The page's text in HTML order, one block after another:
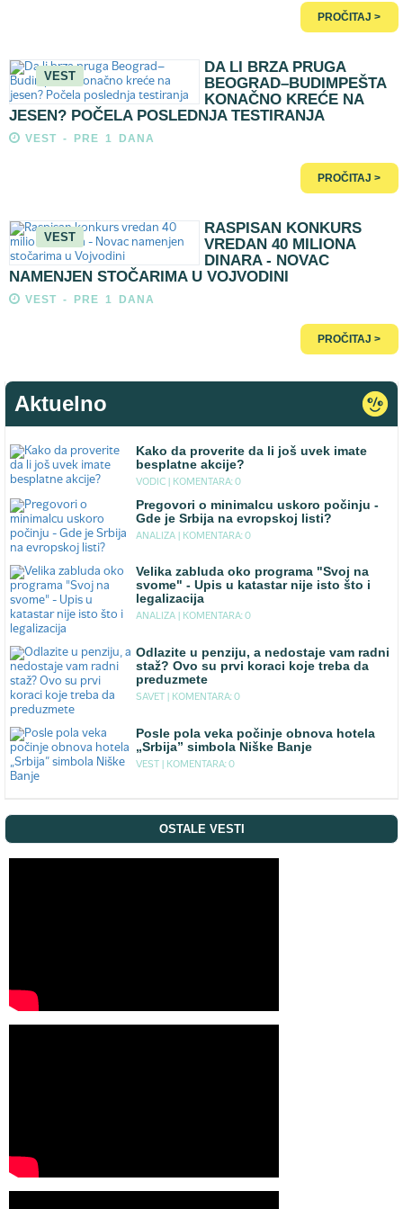
PROČITAJ >
VEST
DA LI BRZA PRUGA
BEOGRAD–BUDIMPEŠTA
KONAČNO KREĆE NA
JESEN? POČELA POSLEDNJA TESTIRANJA
VEST - PRE 1 DANA
PROČITAJ >
VEST
RASPISAN KONKURS
VREDAN 40 MILIONA
DINARA - NOVAC
NAMENJEN STOČARIMA U VOJVODINI
VEST - PRE 1 DANA
PROČITAJ >
Aktuelno
Kako da proverite da li još uvek imate
besplatne akcije?
VODIC | KOMENTARA: 0
Pregovori o minimalcu uskoro počinju -
Gde je Srbija na evropskoj listi?
ANALIZA | KOMENTARA: 0
Velika zabluda oko programa "Svoj na
svome" - Upis u katastar nije isto što i
legalizacija
ANALIZA | KOMENTARA: 0
Odlazite u penziju, a nedostaje vam radni
staž? Ovo su prvi koraci koje treba da
preduzmete
SAVET | KOMENTARA: 0
Posle pola veka počinje obnova hotela
„Srbija” simbola Niške Banje
VEST | KOMENTARA: 0
OSTALE VESTI